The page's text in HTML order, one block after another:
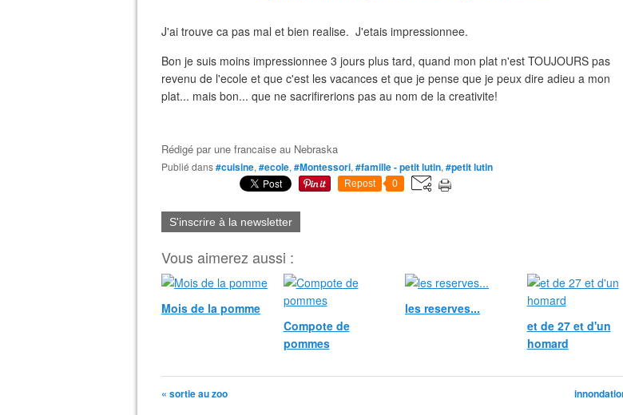
J'ai trouve ca pas mal et bien realise. J'etais impressionnee.
Bon je suis moins impressionnee 3 jours plus tard, quand mon plat n'est TOUJOURS pas
revenu de l'ecole et que c'est les vacances et que je pense que je peux dire adieu a mon
plat... mais bon... que ne sacrifirerions pas au nom de la creativite!
Rédigé parune francaise au Nebraska
Publié dans#cuisine, #ecole, #Montessori, #famille - petit lutin, #petit lutin
Repost 0
S'inscrire à la newsletter
Vous aimerez aussi :
Mois de la pomme
Compote de
pommes
les reserves...
et de 27 et d'un
homard
« sortie au zoo